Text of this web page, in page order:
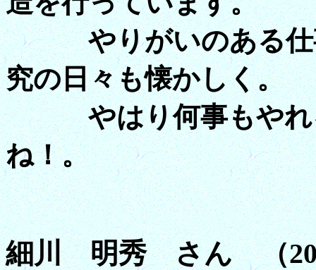
やりがいのある仕事
究の日々も懐かしく。
やはり何事もやれる
ね！。
細川 明秀 さん （